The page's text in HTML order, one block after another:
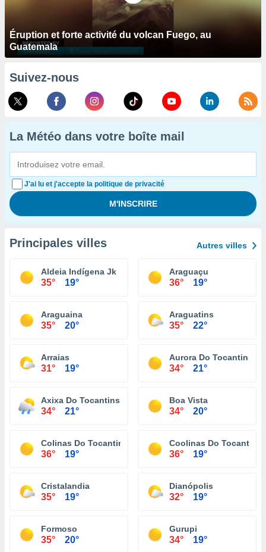
Éruption et forte activité du volcan Fuego, au
Guatemala
Suivez-nous
La Météo dans votre boîte mail
J'ai lu et j'accepte la politique de privacité
Principales villes Autres villes
Aldeia Indígena Jk
35° 19°
Araguaçu
36° 19°
Araguaina
35° 20°
Araguatins
35° 22°
Arraias
31° 19°
Aurora Do Tocantins
34° 21°
Axixa Do Tocantins
34° 21°
Boa Vista
34° 20°
Colinas Do Tocantins
36° 19°
Coolinas Do Tocantins
36° 19°
Cristalandia
35° 19°
Dianópolis
32° 19°
Formoso
35° 20°
Gurupi
34° 19°